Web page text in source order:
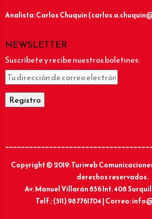
Analista: Carlos Chuquín
NEWSLETTER
Suscríbete y recibe nuestros boletines:
Copyright © 2019: Turiweb
derechos reservados.
Av. Manuel Villarán 856 Int. 408
Telf.: (511) 987761704 | Correo: